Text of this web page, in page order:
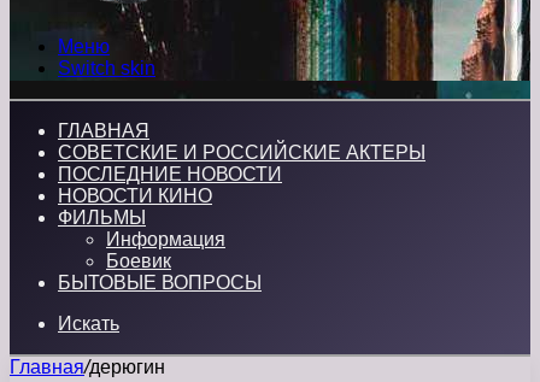
Меню
Switch skin
ГЛАВНАЯ
СОВЕТСКИЕ И РОССИЙСКИЕ АКТЕРЫ
ПОСЛЕДНИЕ НОВОСТИ
НОВОСТИ КИНО
ФИЛЬМЫ
Информация
Боевик
БЫТОВЫЕ ВОПРОСЫ
Искать
Главная/дерюгин